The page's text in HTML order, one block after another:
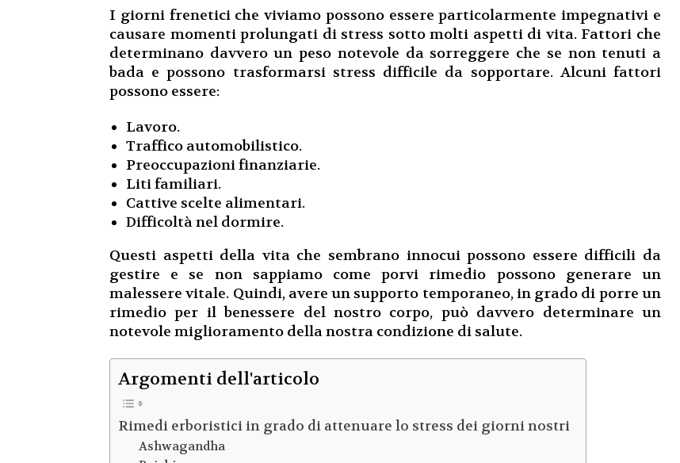
I giorni frenetici che viviamo possono essere particolarmente impegnativi e
causare momenti prolungati di stress sotto molti aspetti di vita. Fattori che
determinano davvero un peso notevole da sorreggere che se non tenuti a
bada e possono trasformarsi stress difficile da sopportare. Alcuni fattori
possono essere:
Lavoro.
Traffico automobilistico.
Preoccupazioni finanziarie.
Liti familiari.
Cattive scelte alimentari.
Difficoltà nel dormire.
Questi aspetti della vita che sembrano innocui possono essere difficili da
gestire e se non sappiamo come porvi rimedio possono generare un
malessere vitale. Quindi, avere un supporto temporaneo, in grado di porre un
rimedio per il benessere del nostro corpo, può davvero determinare un
notevole miglioramento della nostra condizione di salute.
Argomenti dell'articolo
Rimedi erboristici in grado di attenuare lo stress dei giorni nostri
Ashwagandha